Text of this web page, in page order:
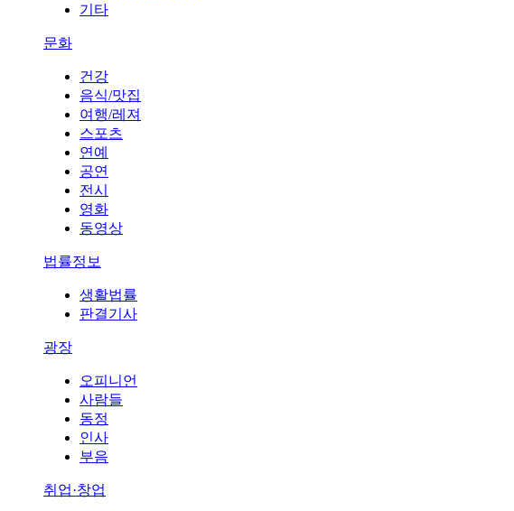
기타
문화
건강
음식/맛집
여행/레져
스포츠
연예
공연
전시
영화
동영상
법률정보
생활법률
판결기사
광장
오피니언
사람들
동정
인사
부음
취업·창업